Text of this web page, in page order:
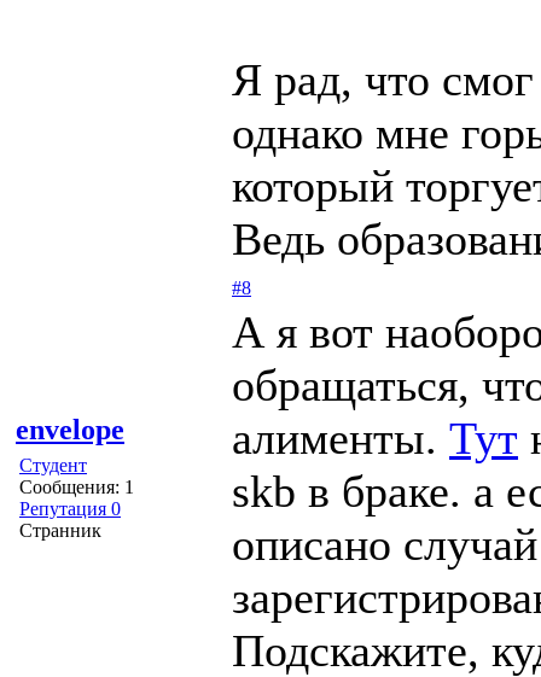
Я рад, что
однако мне
который
Ведь
envelope
Студент
Сообщения: 1
Репутация 0
Странник
#8
А я вот
обращаться,
алименты. Тут
skb в браке. а
описано
Подскажите,